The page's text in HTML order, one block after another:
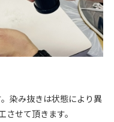
染み抜きは状態により異
せて頂きます。